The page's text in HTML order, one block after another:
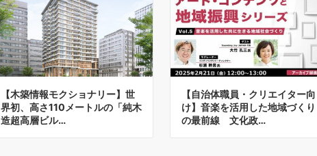
【木築情報モクショナリー】世
界初、高さ110メートルの「純木
造超高層ビル…
【自治体職員・クリエイター向
け】音楽を活用した地域づくり
の最前線 文化政…